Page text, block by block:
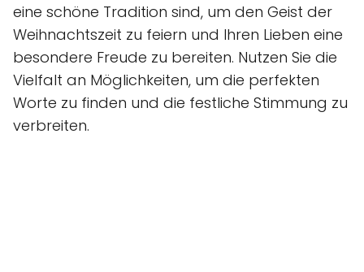
eine schöne Tradition sind, um den Geist der
Weihnachtszeit zu feiern und Ihren Lieben eine
besondere Freude zu bereiten. Nutzen Sie die
Vielfalt an Möglichkeiten, um die perfekten
Worte zu finden und die festliche Stimmung zu
verbreiten.